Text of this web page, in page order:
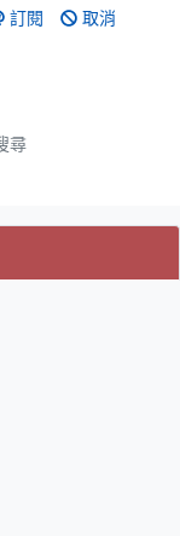
訂閱 取消
尋
取的頁籤)
取的頁籤)